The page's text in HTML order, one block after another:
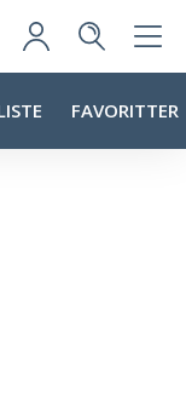
FAVORITTER